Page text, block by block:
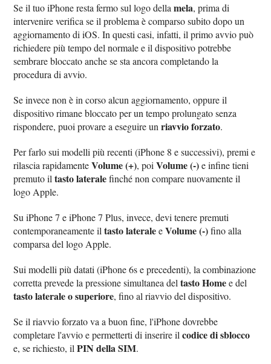
Se il tuo iPhone resta fermo sul logo dellamela, prima di
intervenire verifica se il problema è comparso subito dopo un
aggiornamento di iOS. In questi casi, infatti, il primo avvio può
richiedere più tempo del normale e il dispositivo potrebbe
sembrare bloccato anche se sta ancora completando la
procedura di avvio.
Se invece non è in corso alcun aggiornamento, oppure il
dispositivo rimane bloccato per un tempo prolungato senza
rispondere, puoi provare a eseguire unriavvio forzato.
Per farlo sui modelli più recenti (iPhone 8 e successivi), premi e
rilascia rapidamenteVolume (+), poiVolume (-)e infine tieni
premuto iltasto lateralefinché non compare nuovamente il
logo Apple.
Su iPhone 7 e iPhone 7 Plus, invece, devi tenere premuti
contemporaneamente iltasto lateraleeVolume (-)fino alla
comparsa del logo Apple.
Sui modelli più datati (iPhone 6s e precedenti), la combinazione
corretta prevede la pressione simultanea deltasto Homee del
tasto laterale o superiore, fino al riavvio del dispositivo.
Se il riavvio forzato va a buon fine, l'iPhone dovrebbe
completare l'avvio e permetterti di inserire ilcodice di sblocco
e, se richiesto, ilPIN della SIM.